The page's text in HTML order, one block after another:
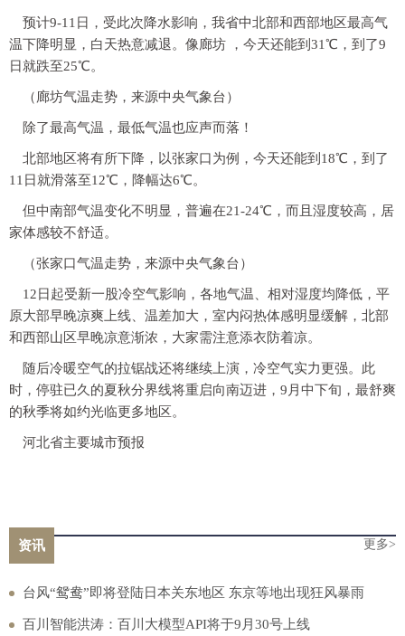
预计9-11日，受此次降水影响，我省中北部和西部地区最高气
温下降明显，白天热意减退。 像廊坊 ，今天还能到31℃，到了9
日就跌至25℃。
（廊坊气温走势，来源中央气象台）
除了最高气温，最低气温也应声而落！
北部地区将有所下降， 以张家口为例，今天还能到18℃，到了
11日就滑落至12℃，降幅达6℃。
但中南部气温变化不明显，普遍在21-24℃，而且湿度较高，居
家体感较不舒适。
（张家口气温走势，来源中央气象台）
12日起受新一股冷空气影响，各地气温、相对湿度均降低， 平
原大部早晚凉爽上线、温差加大，室内闷热体感明显缓解，北部
和西部山区早晚凉意渐浓，大家需注意添衣防着凉。
随后冷暖空气的拉锯战还将继续上演，冷空气实力更强。此
时，停驻已久的夏秋分界线将重启向南迈进， 9月中下旬，最舒爽
的秋季将如约光临更多地区。
河北省主要城市预报
资讯 更多>
台风“鸳鸯”即将登陆日本关东地区 东京等地出现狂风暴雨
百川智能洪涛：百川大模型API将于9月30号上线